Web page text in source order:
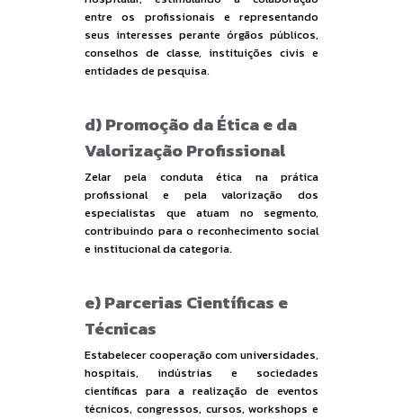
entre os profissionais e representando
seus interesses perante órgãos públicos,
conselhos de classe, instituições civis e
entidades de pesquisa.
d) Promoção da Ética e da
Valorização Profissional
Zelar pela conduta ética na prática
profissional e pela valorização dos
especialistas que atuam no segmento,
contribuindo para o reconhecimento social
e institucional da categoria.
e) Parcerias Científicas e
Técnicas
Estabelecer cooperação com universidades,
hospitais, indústrias e sociedades
científicas para a realização de eventos
técnicos, congressos, cursos, workshops e